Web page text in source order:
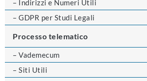
– Indirizzi e Numeri Utili
– GDPR per Studi Legali
Processo telematico
– Vademecum
– Siti Utili